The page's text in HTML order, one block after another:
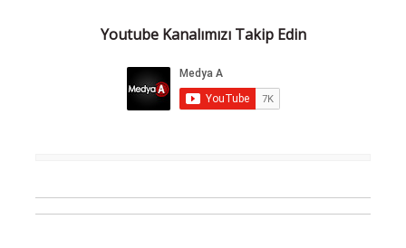
Youtube Kanalımızı Takip Edin